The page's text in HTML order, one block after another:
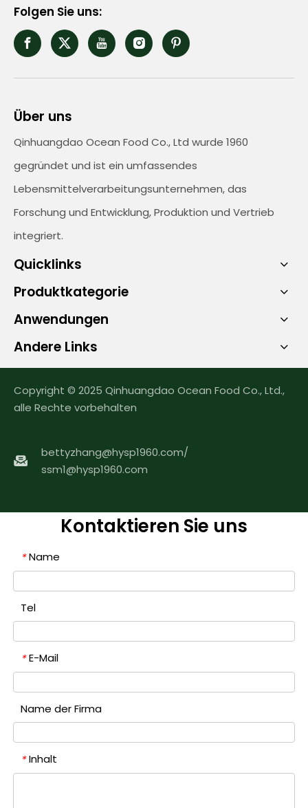
Folgen Sie uns:
Über uns
Qinhuangdao Ocean Food Co., Ltd wurde 1960
gegründet und ist ein umfassendes
Lebensmittelverarbeitungsunternehmen, das
Forschung und Entwicklung, Produktion und Vertrieb
integriert.
Quicklinks
Produktkategorie
Anwendungen
Andere Links
Copyright © 2025 Qinhuangdao Ocean Food Co., Ltd.,
alle Rechte vorbehalten
bettyzhang@hysp1960.com/
ssm1@hysp1960.com
Kontaktieren Sie uns
* Name
Tel
* E-Mail
Name der Firma
* Inhalt